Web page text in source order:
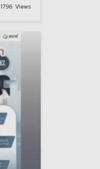
1796 Views